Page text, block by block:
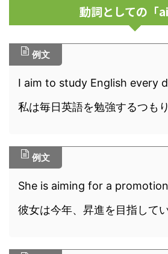
動詞としての「
例文
I aim to study English every
私は毎日英語を勉強するつもり
例文
She is aiming for a
彼女は今年、昇進を目指してい